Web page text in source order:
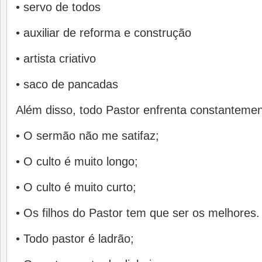
• servo de todos
• auxiliar de reforma e construção
• artista criativo
• saco de pancadas
Além disso, todo Pastor enfrenta
• O sermão não me satifaz;
• O culto é muito longo;
• O culto é muito curto;
• Os filhos do Pastor tem que ser os melhores.
• Todo pastor é ladrão;